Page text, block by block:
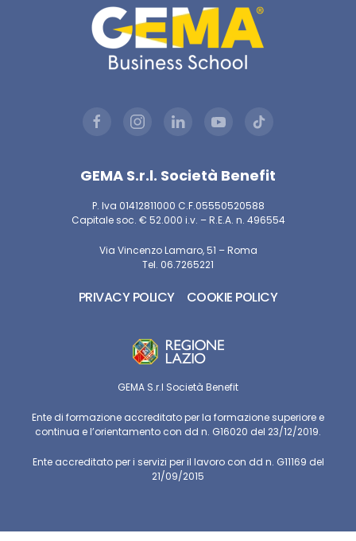
GEMA S.r.l. Società Benefit
P. Iva 01412811000 C.F.05550520588
Capitale soc. € 52.000 i.v. – R.E.A. n. 496554
Via Vincenzo Lamaro, 51 – Roma
Tel. 06.7265221
PRIVACY POLICY COOKIE POLICY
GEMA S.r.l Società Benefit
Ente di formazione accreditato per la formazione superiore e
continua e l’orientamento con dd n. G16020 del 23/12/2019.
Ente accreditato per i servizi per il lavoro con dd n. G11169 del
21/09/2015